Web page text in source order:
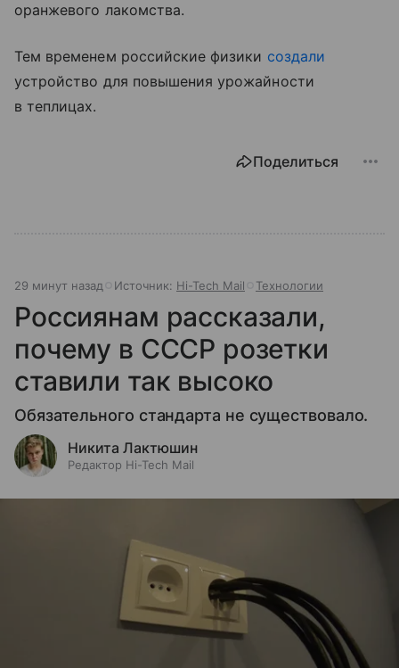
оранжевого лакомства.
Тем временем российские физики создали
устройство для повышения урожайности
в теплицах.
Поделиться
29 минут назад Источник: Hi-Tech Mail Технологии
Россиянам рассказали,
почему в СССР розетки
ставили так высоко
Обязательного стандарта не существовало.
Никита Лактюшин
Редактор Hi-Tech Mail